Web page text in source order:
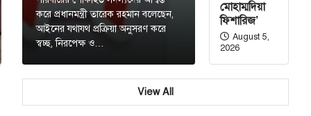
করে প্রধানমন্ত্রী তারেক রহমান বলেছেন,
আইনের যথাযথ প্রক্রিয়া অনুসরণ করে
স্বচ্ছ, নিরপেক্ষ ও…
মোহাম্মদিয়া
ফিশারিজ’
August 5,
2026
View All